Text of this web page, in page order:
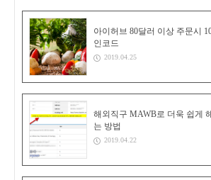
아이허브 80달러 이상 주문시
인코드
2019.04.25
해외직구 MAWB로 더욱 쉽게
는 방법
2019.04.22